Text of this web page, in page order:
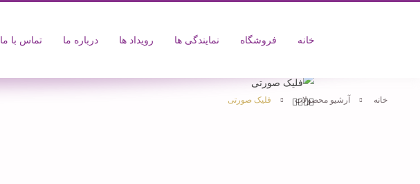
خانه فروشگاه نمایندگی ها رویداد ها درباره ما تماس با ما
خانه آرشیو محصولات فلیک صورتی